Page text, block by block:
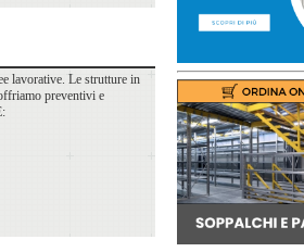
lavorative. Le strutture in
preventivi e